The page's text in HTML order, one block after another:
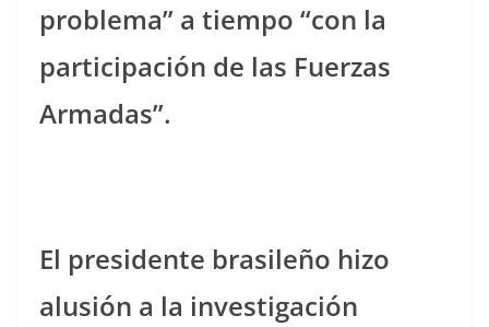
problema” a tiempo “con la
participación de las Fuerzas
Armadas”.
El presidente brasileño hizo
alusión a la investigación